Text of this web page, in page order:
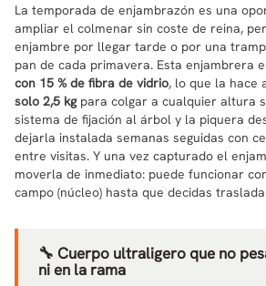
La temporada de enjambrazón es una
ampliar el colmenar sin coste de reina,
enjambre por llegar tarde o por una
pan de cada primavera. Esta enjambrera
con 15 % de fibra de vidrio, lo que la hace
solo 2,5 kgpara colgar a cualquier altura
sistema de fijación al árbol y la piquera
dejarla instalada semanas seguidas con
entre visitas. Y una vez capturado el
moverla de inmediato: puede funcionar
campo (núcleo) hasta que decidas
🔧 Cuerpo ultraligero que no
ni en la rama